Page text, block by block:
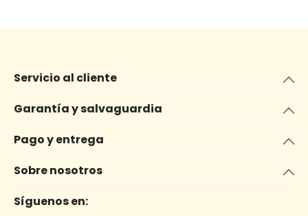
Servicio al cliente
Garantía y salvaguardia
Pago y entrega
Sobre nosotros
Síguenos en: